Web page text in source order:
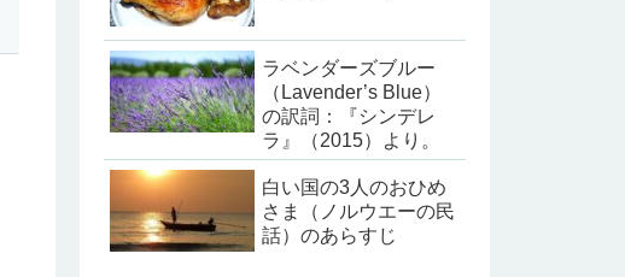
ラベンダーズブルー
（Lavender’s Blue）
の訳詞：『シンデレ
ラ』（2015）より。
白い国の3人のおひめ
さま（ノルウエーの民
話）のあらすじ